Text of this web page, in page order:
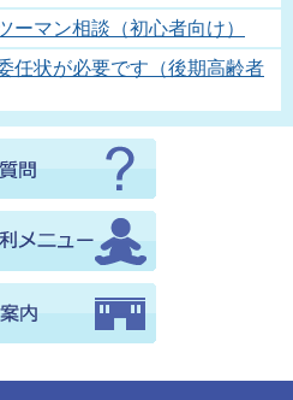
ーマン相談（初心者向け）
任状が必要です（後期高齢者